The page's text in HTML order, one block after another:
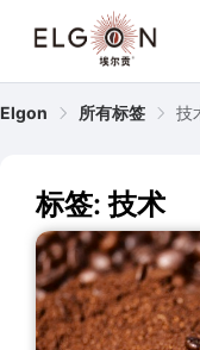
Elgon 所有标签 技
标签: 技术